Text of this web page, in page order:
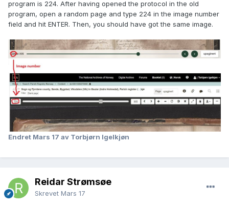
program is 224. After having opened the protocol in the old
program, open a random page and type 224 in the image number
field and hit ENTER. Then, you should have got the same image.
Endret Mars 17 av Torbjørn Igelkjøn
Reidar Strømsøe
Skrevet Mars 17